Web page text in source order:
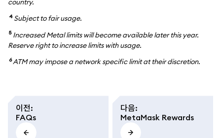
country.
4 Subject to fair usage.
5 Increased Metal limits will become available later this year.
Reserve right to increase limits with usage.
6ATM may impose a network specific limit at their discretion.
이전:
FAQs
다음:
MetaMask Rewards